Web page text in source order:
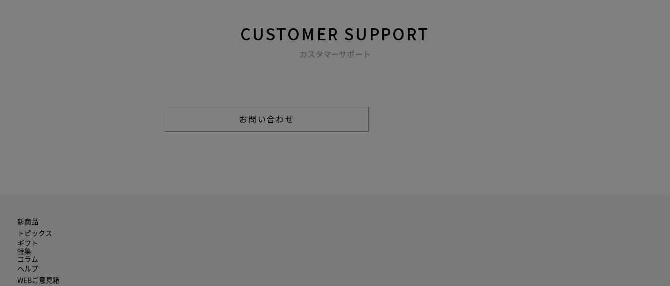
CUSTOMER SUPPORT
カスタマーサポート
お問い合わせ
新商品
トピックス
ギフト
特集
コラム
ヘルプ
WEBご意見箱